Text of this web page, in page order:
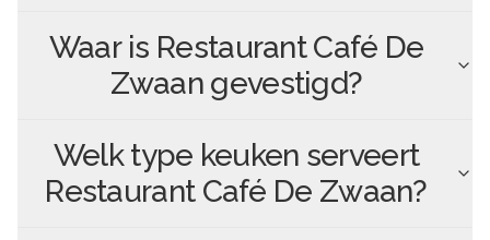
Waar is Restaurant Café De
Zwaan gevestigd?
Welk type keuken serveert
Restaurant Café De Zwaan?